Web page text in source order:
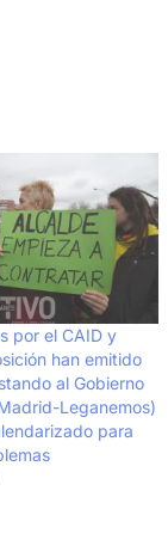
por el CAID y
han emitido
al Gobierno
Leganemos)
para